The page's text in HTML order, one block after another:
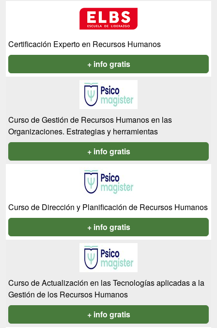
Certificación Experto en Recursos Humanos
+ info gratis
Curso de Gestión de Recursos Humanos en las
Organizaciones. Estrategias y herramientas
+ info gratis
Curso de Dirección y Planificación de Recursos Humanos
+ info gratis
Curso de Actualización en las Tecnologías aplicadas a la
Gestión de los Recursos Humanos
+ info gratis